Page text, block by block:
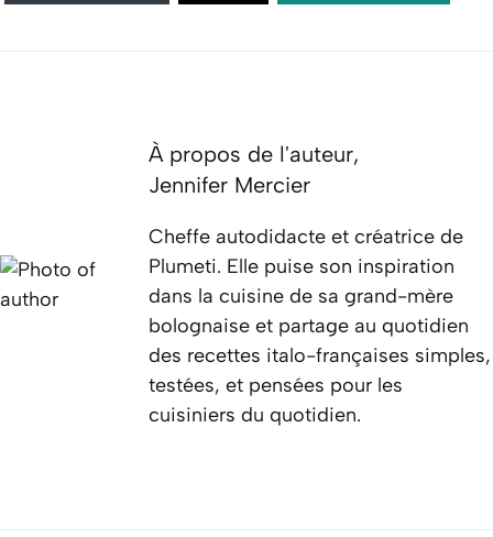
À propos de l'auteur,
Jennifer Mercier
Cheffe autodidacte et créatrice de
Plumeti. Elle puise son inspiration
dans la cuisine de sa grand-mère
bolognaise et partage au quotidien
des recettes italo-françaises simples,
testées, et pensées pour les
cuisiniers du quotidien.